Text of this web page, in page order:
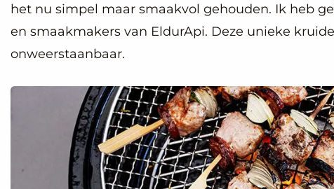
het nu simpel maar smaakvol gehouden. Ik heb
en smaakmakers van EldurApi. Deze unieke
onweerstaanbaar.